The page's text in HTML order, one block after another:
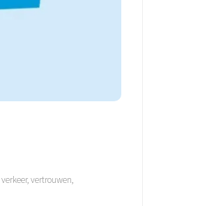
verkeer,vertrouwen,